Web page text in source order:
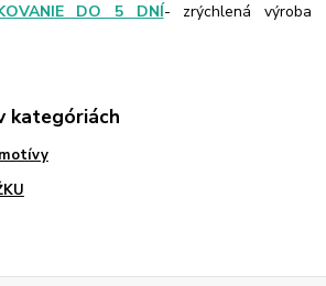
DO 5 DNÍ- zrýchlená výroba
kategóriách